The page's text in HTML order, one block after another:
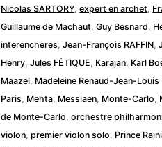
Nicolas SARTORY,expert en archet,
Guillaume de Machaut,Guy Besnard,
interencheres,Jean-François RAFFIN,
Henry,Jules FÉTIQUE, Karajan, Karl
Maazel, Madeleine Renaud-Jean-Louis
Paris, Mehta, Messiaen, Monte-Carlo,
de Monte-Carlo,orchestre
violon,premier violon solo, Prince